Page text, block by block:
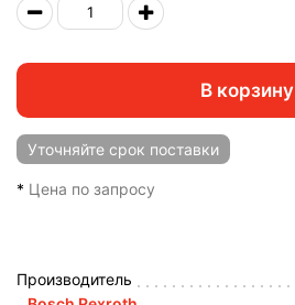
В корзину
Уточняйте срок поставки
* Цена по запросу
Производитель